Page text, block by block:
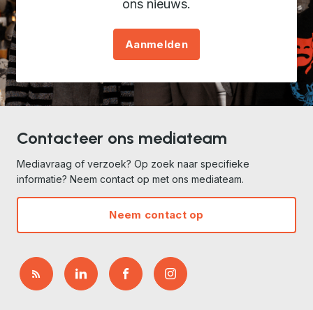
ons nieuws.
Aanmelden
Contacteer ons mediateam
Mediavraag of verzoek? Op zoek naar specifieke
informatie? Neem contact op met ons mediateam.
Neem contact op